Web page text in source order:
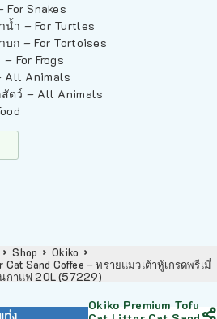
For Snakes
น้ำ – For Turtles
บก – For Tortoises
For Frogs
All Animals
ตว์ – All Animals
Shop
Okiko
Cat Sand Coffee – ทรายแมวเต้าหู้เกรดพรีเมี่
กาแฟ 20L (57229)
Okiko Premium Tofu